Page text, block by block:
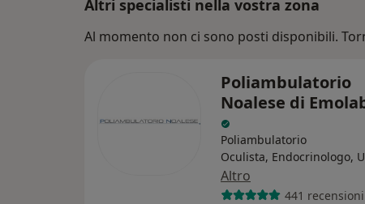
Altri specialisti nella vostra zona
Al momento non ci sono posti disponibili.
Poliambulatorio
Noalese di
Poliambulatorio
Oculista, Endocrinologo,
Altro
441 recensioni